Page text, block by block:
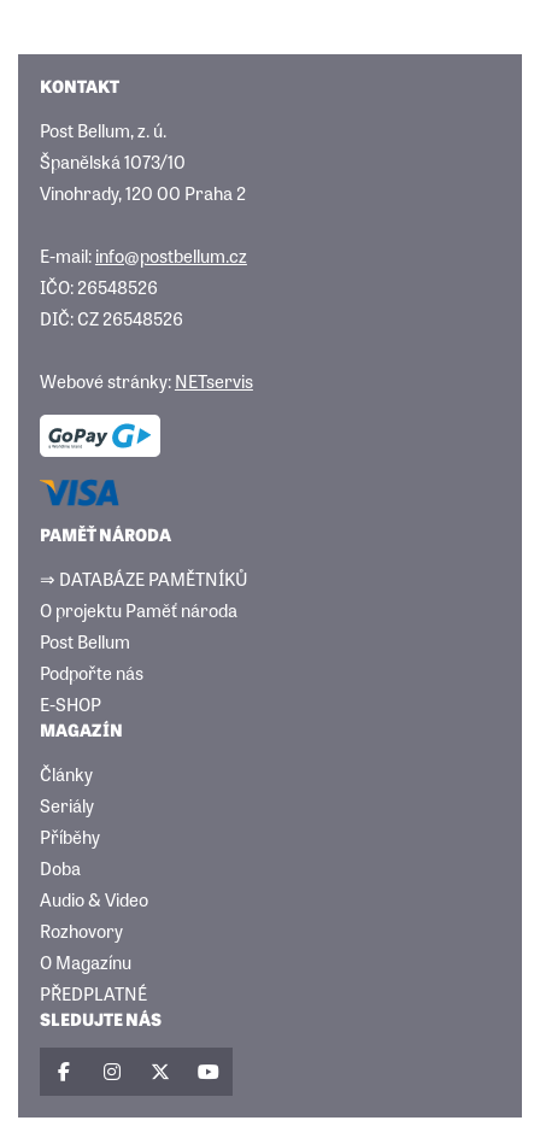
KONTAKT
Post Bellum, z. ú.
Španělská 1073/10
Vinohrady, 120 00 Praha 2
E-mail:info@postbellum.cz
IČO: 26548526
DIČ: CZ 26548526
Webové stránky:NETservis
PAMĚŤ NÁRODA
⇒ DATABÁZE PAMĚTNÍKŮ
O projektu Paměť národa
Post Bellum
Podpořte nás
E-SHOP
MAGAZÍN
Články
Seriály
Příběhy
Doba
Audio & Video
Rozhovory
O Magazínu
PŘEDPLATNÉ
SLEDUJTE NÁS